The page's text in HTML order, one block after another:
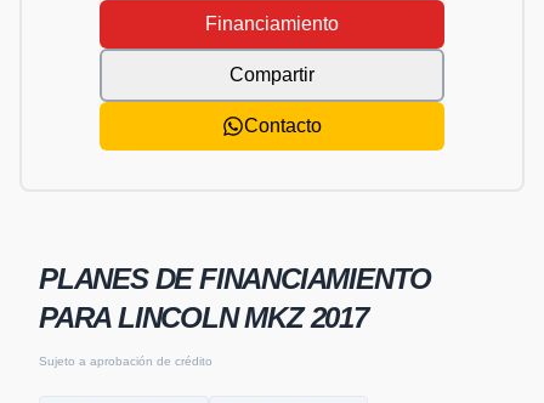
Financiamiento
Compartir
Contacto
PLANES DE FINANCIAMIENTO
PARALINCOLN MKZ 2017
Sujeto a aprobación de crédito